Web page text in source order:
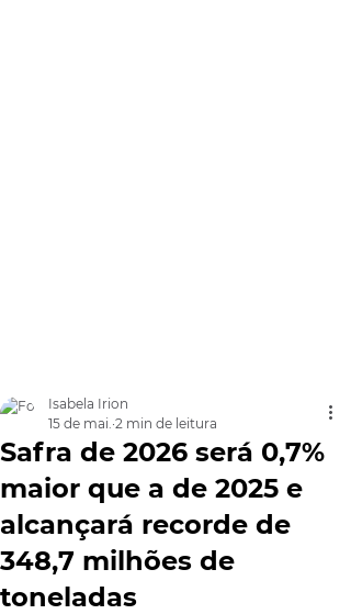
Safra de 2026 será 0,7%
maior que a de 2025 e
alcançará recorde de
348,7 milhões de
toneladas
Isabela Irion
15 de mai. 2 min de leitura